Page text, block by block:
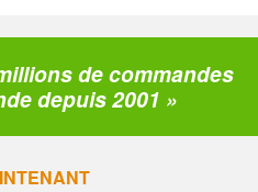
de commandes
depuis 2001 »